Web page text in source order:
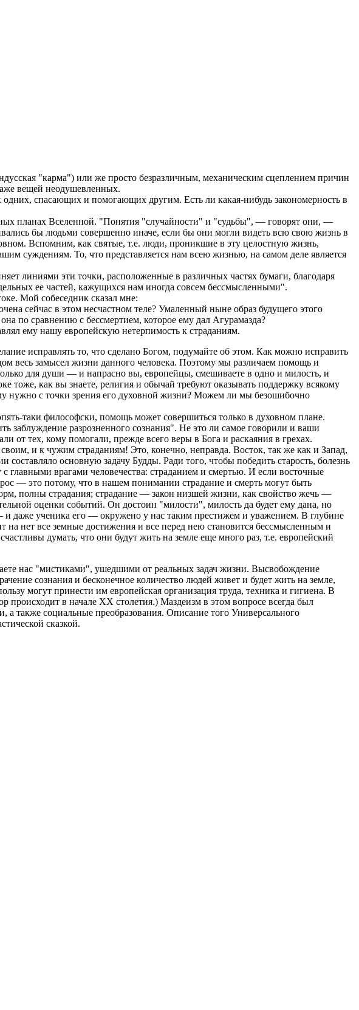
"карма") или же просто безразличным, механическим сцеплением причин
вещей неодушевленных.
спасающих и помогающих другим. Есть ли какая-нибудь закономерность в
планах Вселенной. "Понятия "случайности" и "судьбы", — говорят они, —
бы людьми совершенно иначе, если бы они могли видеть всю свою жизнь в
Вспомним, как святые, т.е. люди, проникшие в эту целостную жизнь,
суждениям. То, что представляется нам всею жизнью, на самом деле является
линиями эти точки, расположенные в различных частях бумаги, благодаря
ее частей, кажущихся нам иногда совсем бессмысленными".
Мой собеседник сказал мне:
сейчас в этом несчастном теле? Умаленный ныне образ будущего этого
по сравнению с бессмертием, которое ему дал Агурамазда?
ему нашу европейскую нетерпимость к страданиям.
исправлять то, что сделано Богом, подумайте об этом. Как можно исправить
весь замысел жизни данного человека. Поэтому мы различаем помощь и
для души — и напрасно вы, европейцы, смешиваете в одно и милость, и
тоже, как вы знаете, религия и обычай требуют оказывать поддержку всякому
нужно с точки зрения его духовной жизни? Можем ли мы безошибочно
таки философски, помощь может совершиться только в духовном плане.
заблуждение разрозненного сознания". Не это ли самое говорили и ваши
тех, кому помогали, прежде всего веры в Бога и раскаяния в грехах.
и к чужим страданиям! Это, конечно, неправда. Восток, так же как и Запад,
основную задачу Будды. Ради того, чтобы победить старость, болезнь
главными врагами человечества: страданием и смертью. И если восточные
— это потому, что в нашем понимании страдание и смерть могут быть
полны страдания; страдание — закон низшей жизни, как свойство жечь —
оценки событий. Он достоин "милости", милость да будет ему дана, но
и даже ученика его — окружено у нас таким престижем и уважением. В глубине
нет все земные достижения и все перед нею становится бессмысленным и
думать, что они будут жить на земле еще много раз, т.е. европейский
нас "мистиками", ушедшими от реальных задач жизни. Высвобождение
сознания и бесконечное количество людей живет и будет жить на земле,
могут принести им европейская организация труда, техника и гигиена. В
происходит в начале XX столетия.) Маздеизм в этом вопросе всегда был
также социальные преобразования. Описание того Универсального
сказкой.